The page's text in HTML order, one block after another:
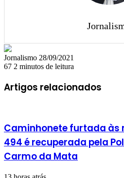
Jornalismo Mande
um
mail
28/09/2021
67 2 minutos de leitura
Artigos relacionados
Caminhonete furtada às
494 é recuperada pela
Carmo da Mata